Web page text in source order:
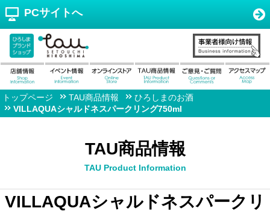
PCサイトへ
トップページ TAU商品情報
ひろしまのお酒
VILLAQUAシャルドネスパークリング750ml
TAU商品情報
TAU Product Information
VILLAQUAシャルドネスパークリ